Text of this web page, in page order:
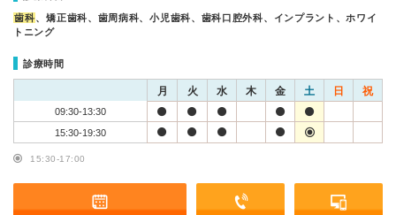
歯科、矯正歯科、歯周病科、小児歯科、歯科口腔外科、インプラント、ホワイ
トニング
診療時間
月 火 水 木 金 土 日 祝
09:30-13:30
15:30-19:30
15:30-17:00